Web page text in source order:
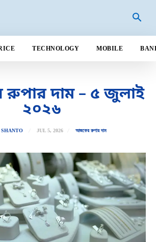
TECHNOLOGY MOBILE
দাম – ৫ জুলাই
২০২৬
SHANTO JUL 5, 2026 আজকের রুপার দাম